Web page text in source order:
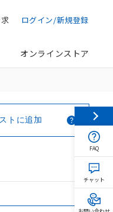
ログイン/新規登録
オンラインストア
トに追加
FAQ
チャット